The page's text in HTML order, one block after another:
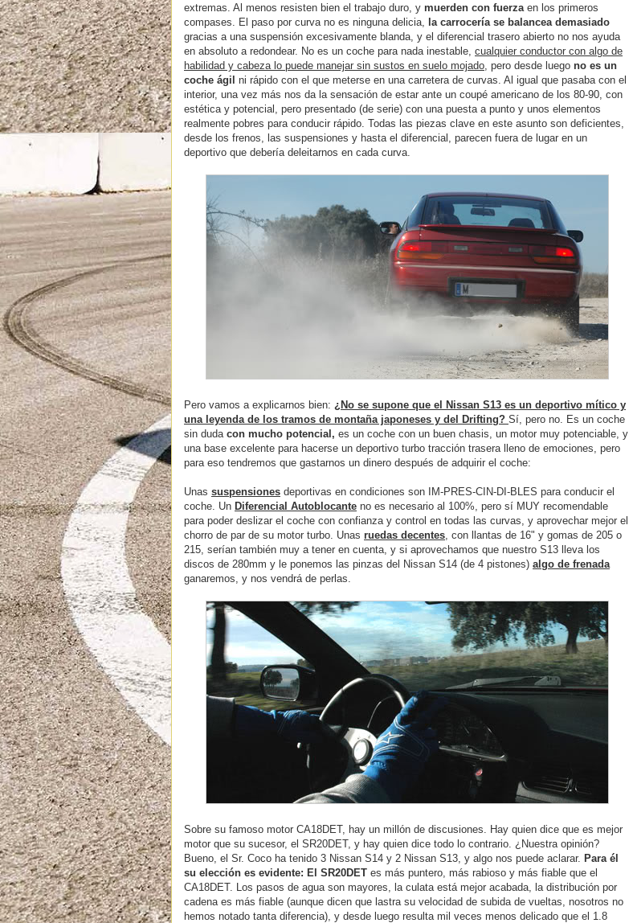
extremas. Al menos resisten bien el trabajo duro, y muerden con fuerzaen los primeros
compases. El paso por curva no es ninguna delicia, la carrocería se balancea demasiado
gracias a una suspensión excesivamente blanda, y el diferencial trasero abierto no nos ayuda
en absoluto a redondear. No es un coche para nada inestable, cualquier conductor con algo de
habilidad y cabeza lo puede manejar sin sustos en suelo mojado, pero desde luego no es un
coche ágil ni rápido con el que meterse en una carretera de curvas. Al igual que pasaba con el
interior, una vez más nos da la sensación de estar ante un coupé americano de los 80-90, con
estética y potencial, pero presentado (de serie) con una puesta a punto y unos elementos
realmente pobres para conducir rápido. Todas las piezas clave en este asunto son deficientes,
desde los frenos, las suspensiones y hasta el diferencial, parecen fuera de lugar en un
deportivo que debería deleitarnos en cada curva.
Pero vamos a explicarnos bien: ¿No se supone que el Nissan S13 es un deportivo mítico y
una leyenda de los tramos de montaña japoneses y del Drifting? Sí, pero no. Es un coche
sin duda con mucho potencial, es un coche con un buen chasis, un motor muy potenciable, y
una base excelente para hacerse un deportivo turbo tracción trasera lleno de emociones, pero
para eso tendremos que gastarnos un dinero después de adquirir el coche:
Unas suspensiones deportivas en condiciones son IM-PRES-CIN-DI-BLES para conducir el
coche. Un Diferencial Autoblocante no es necesario al 100%, pero sí MUY recomendable
para poder deslizar el coche con confianza y control en todas las curvas, y aprovechar mejor el
chorro de par de su motor turbo. Unas ruedas decentes, con llantas de 16" y gomas de 205 o
215, serían también muy a tener en cuenta, y si aprovechamos que nuestro S13 lleva los
discos de 280mm y le ponemos las pinzas del Nissan S14 (de 4 pistones) algo de frenada
ganaremos, y nos vendrá de perlas.
Sobre su famoso motor CA18DET, hay un millón de discusiones. Hay quien dice que es mejor
motor que su sucesor, el SR20DET, y hay quien dice todo lo contrario. ¿Nuestra opinión?
Bueno, el Sr. Coco ha tenido 3 Nissan S14 y 2 Nissan S13, y algo nos puede aclarar. Para él
su elección es evidente: El SR20DET es más puntero, más rabioso y más fiable que el
CA18DET. Los pasos de agua son mayores, la culata está mejor acabada, la distribución por
cadena es más fiable (aunque dicen que lastra su velocidad de subida de vueltas, nosotros no
hemos notado tanta diferencia), y desde luego resulta mil veces menos delicado que el 1.8